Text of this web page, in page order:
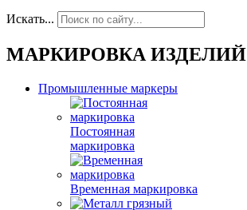
Искать...
МАРКИРОВКА ИЗДЕЛИЙ
Промышленные маркеры
Постоянная
маркировка
Временная маркировка